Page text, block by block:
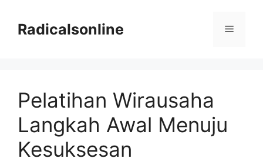
Radicalsonline Menu
Pelatihan Wirausaha
Langkah Awal Menuju
Kesuksesan